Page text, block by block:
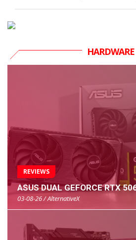
HARDWARE
REVIEWS
ASUS DUAL GEFORCE RTX
03-08-26 / AlternativeX